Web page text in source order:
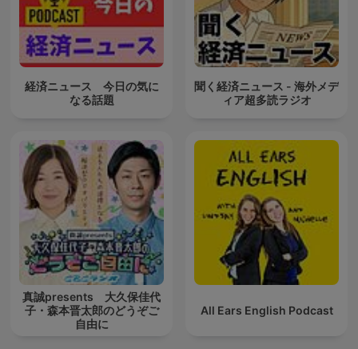
経済ニュース 今日の気に
なる話題
聞く経済ニュース - 海外メデ
ィア超多読ラジオ
真誠presents 大久保佳代
子・森本晋太郎のどうぞご
自由に
All Ears English Podcast